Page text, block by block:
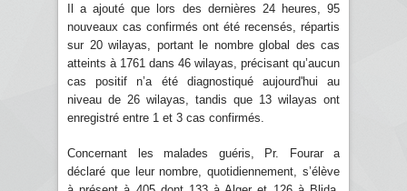
Il a ajouté que lors des dernières 24 heures, 95
nouveaux cas confirmés ont été recensés, répartis
sur 20 wilayas, portant le nombre global des cas
atteints à 1761 dans 46 wilayas, précisant qu’aucun
cas positif n’a été diagnostiqué aujourd'hui au
niveau de 26 wilayas, tandis que 13 wilayas ont
enregistré entre 1 et 3 cas confirmés.
Concernant les malades guéris, Pr. Fourar a
déclaré que leur nombre, quotidiennement, s’élève